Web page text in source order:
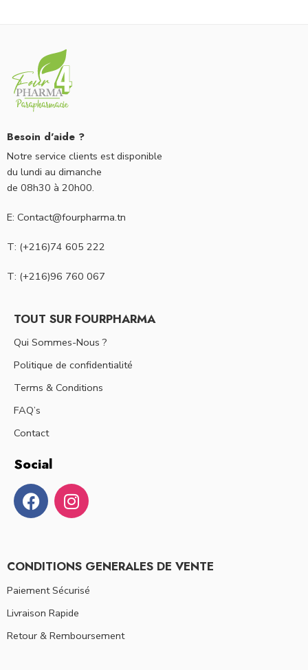
Besoin d'aide ?
Notre service clients est disponible
du lundi au dimanche
de 08h30 à 20h00.
E: Contact@fourpharma.tn
T: (+216)74 605 222
T: (+216)96 760 067
TOUT SUR FOURPHARMA
Qui Sommes-Nous ?
Politique de confidentialité
Terms & Conditions
FAQ’s
Contact
Social
CONDITIONS GENERALES DE VENTE
Paiement Sécurisé
Livraison Rapide
Retour & Remboursement